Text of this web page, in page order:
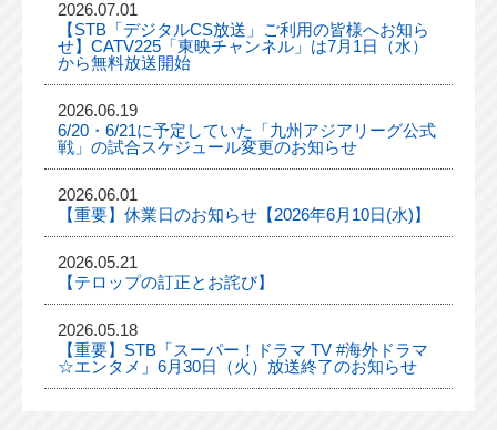
2026.07.01
【STB「デジタルCS放送」ご利用の皆様へお知ら
せ】CATV225「東映チャンネル」は7月1日（水）
から無料放送開始
2026.06.19
6/20・6/21に予定していた「九州アジアリーグ公式
戦」の試合スケジュール変更のお知らせ
2026.06.01
【重要】休業日のお知らせ【2026年6月10日(水)】
2026.05.21
【テロップの訂正とお詫び】
2026.05.18
【重要】STB「スーパー！ドラマ TV #海外ドラマ
☆エンタメ」6月30日（火）放送終了のお知らせ